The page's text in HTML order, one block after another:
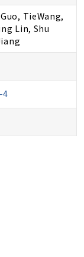
TieWang,
Lin, Shu
4